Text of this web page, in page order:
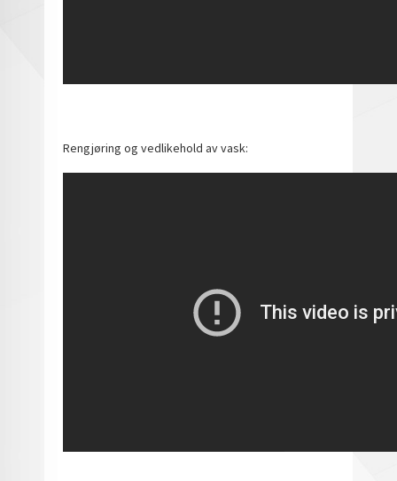
Rengjøring og vedlikehold av vask: